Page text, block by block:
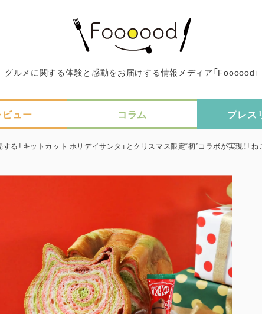
グルメに関する体験と感動をお届けする情報メディア「Foooood」
ュー コラム プレス
る「キットカット ホリデイサンタ」とクリスマス限定“初”コラボが実現！「